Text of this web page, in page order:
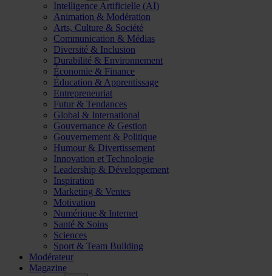
Intelligence Artificielle (AI)
Animation & Modération
Arts, Culture & Société
Communication & Médias
Diversité & Inclusion
Durabilité & Environnement
Économie & Finance
Éducation & Apprentissage
Entrepreneuriat
Futur & Tendances
Global & International
Gouvernance & Gestion
Gouvernement & Politique
Humour & Divertissement
Innovation et Technologie
Leadership & Développement
Inspiration
Marketing & Ventes
Motivation
Numérique & Internet
Santé & Soins
Sciences
Sport & Team Building
Modérateur
Magazine